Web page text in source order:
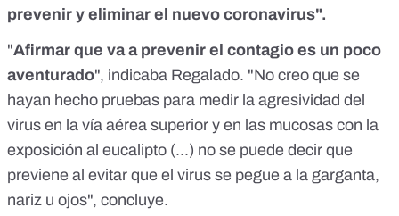
prevenir y eliminar el nuevo coronavirus".
"Afirmar que va a prevenir el contagio es un poco
aventurado", indicaba Regalado. "No creo que se
hayan hecho pruebas para medir la agresividad del
virus en la vía aérea superior y en las mucosas con la
exposición al eucalipto (...) no se puede decir que
previene al evitar que el virus se pegue a la garganta,
nariz u ojos", concluye.